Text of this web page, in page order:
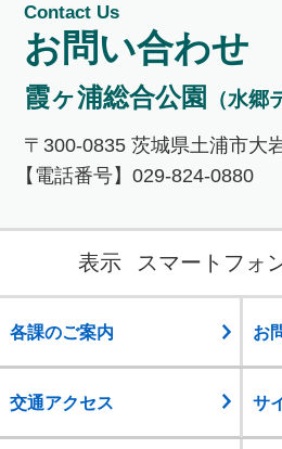
Contact Us
お問い合わせ
霞ヶ浦総合公園 （水郷
〒300-0835 茨城県土浦市大
【電話番号】029-824-0880
表示 スマートフォ
各課のご案内 お
交通アクセス サ